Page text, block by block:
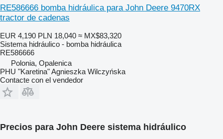
RE586666 bomba hidráulica para John Deere 9470RX
tractor de cadenas
EUR 4,190 PLN 18,040 ≈ MX$83,320
Sistema hidráulico - bomba hidráulica
RE586666
Polonia, Opalenica
PHU "Karetina" Agnieszka Wilczyńska
Contacte con el vendedor
Precios para John Deere sistema hidráulico